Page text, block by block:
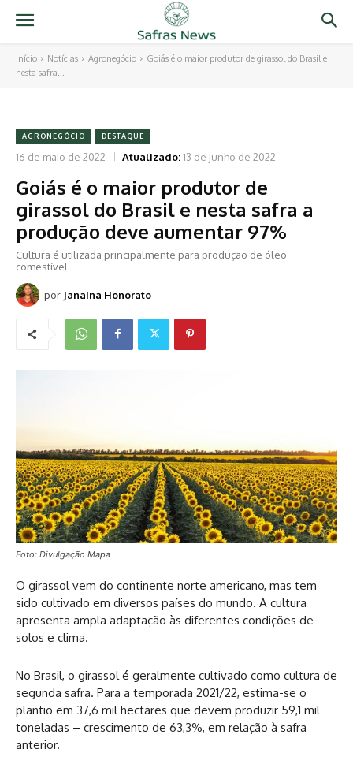
Início Notícias Agronegócio
Goiás é o maior produtor de girassol do Brasil e
nesta safra...
AGRONEGÓCIO DESTAQUE
16 de maio de 2022 Atualizado:13 de junho de 2022
Goiás é o maior produtor de
girassol do Brasil e nesta safra a
produção deve aumentar 97%
Cultura é utilizada principalmente para produção de óleo
comestível
por Janaina Honorato
Foto: Divulgação Mapa
O girassol vem do continente norte americano, mas tem
sido cultivado em diversos países do mundo. A cultura
apresenta ampla adaptação às diferentes condições de
solos e clima.
No Brasil, o girassol é geralmente cultivado como cultura de
segunda safra. Para a temporada 2021/22, estima-se o
plantio em 37,6 mil hectares que devem produzir 59,1 mil
toneladas – crescimento de 63,3%, em relação à safra
anterior.